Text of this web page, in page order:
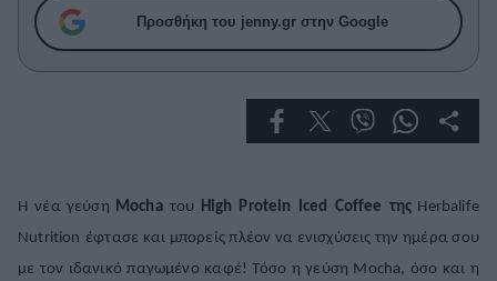
Who
True Stories
Ask the Guru
Living
Προσθήκη του jenny.gr στην Google
H νέα γεύση Mocha του High Protein Iced Coffee της Herbalife
Nutrition έφτασε και μπορείς πλέον να ενισχύσεις την ημέρα σου
με τον ιδανικό παγωμένο καφέ! Τόσο η γεύση Mocha, όσο και η